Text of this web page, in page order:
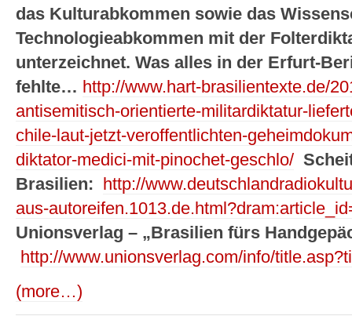
das Kulturabkommen sowie das
Technologieabkommen mit der
unterzeichnet. Was alles in der Erfurt-
fehlte… http://www.hart-brasilientexte.de/
antisemitisch-orientierte-militardiktatur-
chile-laut-jetzt-veroffentlichten-
diktator-medici-mit-pinochet-geschlo/
Brasilien:
http://
aus-
Unionsverlag – „Brasilien fürs
http://www.unionsverlag.com/info/
(more…)